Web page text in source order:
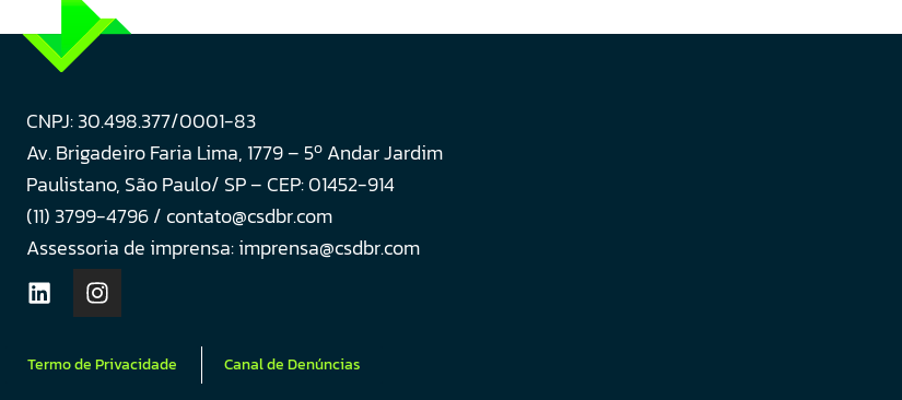
CNPJ: 30.498.377/0001-83
Av. Brigadeiro Faria Lima, 1779 – 5o Andar Jardim
Paulistano, São Paulo/ SP – CEP: 01452-914
(11) 3799-4796 / contato@csdbr.com
Assessoria de imprensa: imprensa@csdbr.com
Termo de Privacidade Canal de Denúncias